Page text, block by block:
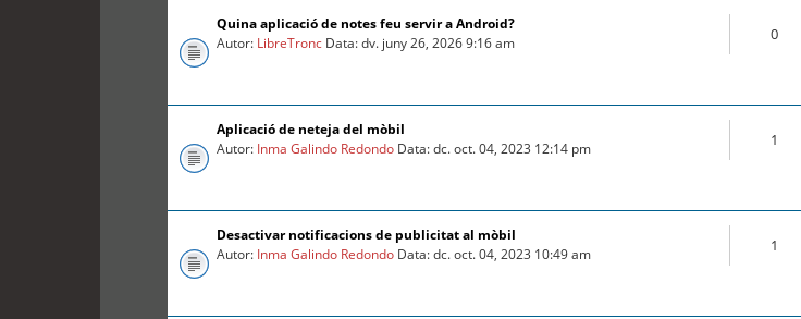
Quina aplicació de notes feu servir a Android?
Autor: LibreTronc Data: dv. juny 26, 2026 9:16 am 0
Aplicació de neteja del mòbil
Autor: Inma Galindo Redondo Data: dc. oct. 04, 2023 12:14 pm 1
Desactivar notificacions de publicitat al mòbil
Autor: Inma Galindo Redondo Data: dc. oct. 04, 2023 10:49 am 1